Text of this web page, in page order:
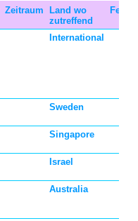
Zeitraum
Land wo
zutreffend
International
Sweden
Singapore
Israel
Australia